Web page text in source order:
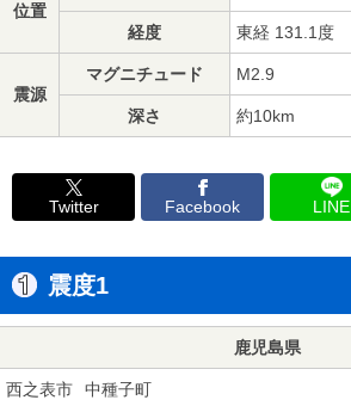
位置
経度 東経 131.1度
震源
マグニチュード M2.9
深さ 約10km
Twitter Facebook LINE
震度1
鹿児島県
西之表市 中種子町